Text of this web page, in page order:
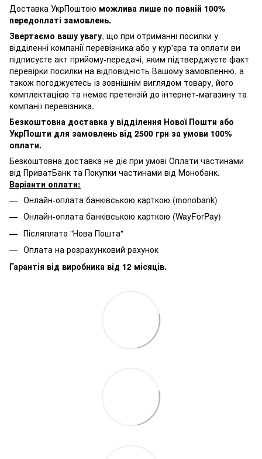
Доставка УкрПоштою можлива лише по повній 100%
передоплаті замовлень.
Звертаємо вашу увагу, що при отриманні посилки у
відділенні компанії перевізника або у кур'єра та оплати ви
підписуєте акт прийому-передачі, яким підтверджуєте факт
перевірки посилки на відповідність Вашому замовленню, а
також погоджуєтесь із зовнішнім виглядом товару, його
комплектацією та немає претензій до інтернет-магазину та
компанії перевізника.
Безкоштовна доставка у відділення Нової Пошти або
УкрПошти для замовлень від 2500 грн за умови 100%
оплати.
Безкоштовна доставка не діє при умові Оплати частинами
від ПриватБанк та Покупки частинами від Монобанк.
Варіанти оплати:
Онлайн-оплата банківською карткою (monobank)
Онлайн-оплата банківською карткою (WayForPay)
Післяплата "Нова Пошта"
Оплата на розрахунковий рахунок
Гарантія від виробника від 12 місяців.